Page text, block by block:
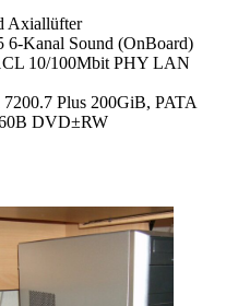
Axiallüfter
6-Kanal Sound (OnBoard)
10/100Mbit PHY LAN
7200.7 Plus 200GiB, PATA
DVD±RW